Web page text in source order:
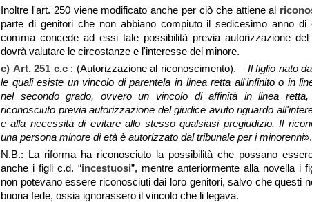
Inoltre l'art. 250 viene modificato anche per ciò che attiene al
parte di genitori che non abbiano compiuto il sedicesimo anno di
comma concede ad essi tale possibilità previa autorizzazione
dovrà valutare le circostanze e l'interesse del minore.
c) Art. 251 c.c: (Autorizzazione al riconoscimento). – Il figlio nato
le quali esiste un vincolo di parentela in linea retta all'infinito o in
nel secondo grado, ovvero un vincolo di affinità in linea
riconosciuto previa autorizzazione del giudice avuto riguardo
e alla necessità di evitare allo stesso qualsiasi pregiudizio. Il
una persona minore di età è autorizzato dal tribunale per i minorenni».
N.B.: La riforma ha riconosciuto la possibilità che possano
anche i figli c.d. “incestuosi”, mentre anteriormente alla novella i
non potevano essere riconosciuti dai loro genitori, salvo che questi
buona fede, ossia ignorassero il vincolo che li legava.